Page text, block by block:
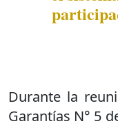
Durante la
Garantías N° 5